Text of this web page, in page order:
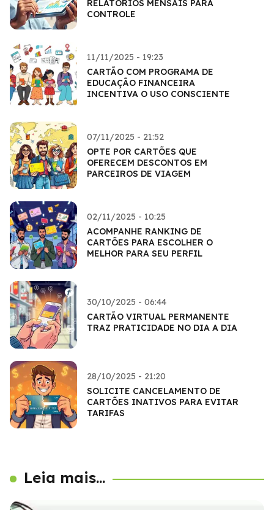
RELATÓRIOS MENSAIS PARA
CONTROLE
11/11/2025 - 19:23
CARTÃO COM PROGRAMA DE
EDUCAÇÃO FINANCEIRA
INCENTIVA O USO CONSCIENTE
07/11/2025 - 21:52
OPTE POR CARTÕES QUE
OFERECEM DESCONTOS EM
PARCEIROS DE VIAGEM
02/11/2025 - 10:25
ACOMPANHE RANKING DE
CARTÕES PARA ESCOLHER O
MELHOR PARA SEU PERFIL
30/10/2025 - 06:44
CARTÃO VIRTUAL PERMANENTE
TRAZ PRATICIDADE NO DIA A DIA
28/10/2025 - 21:20
SOLICITE CANCELAMENTO DE
CARTÕES INATIVOS PARA EVITAR
TARIFAS
Leia mais...